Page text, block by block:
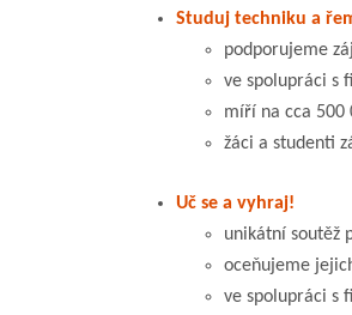
Studuj techniku a
podporujeme
ve spolupráci s
míří na cca 500
žáci a studenti
Uč se a vyhraj!
unikátní soutěž
oceňujeme
ve spolupráci s